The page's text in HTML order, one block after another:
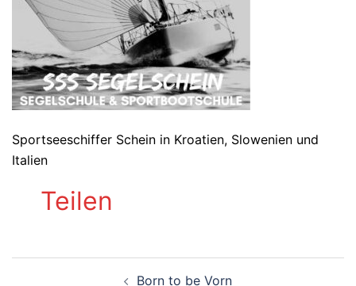
Sportseeschiffer Schein in Kroatien, Slowenien und
Italien
Teilen
Beitragsnavigation
Born to be Vorn